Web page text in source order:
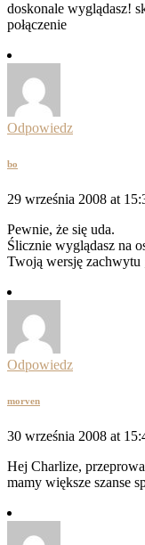
doskonale wyglądasz!
połączenie
Odpowiedz
bo
29 września 2008 at
Pewnie, że się uda.
Ślicznie wyglądasz na
Twoją wersję zachwytu
Odpowiedz
morven
30 września 2008 at
Hej Charlize,
mamy większe szanse